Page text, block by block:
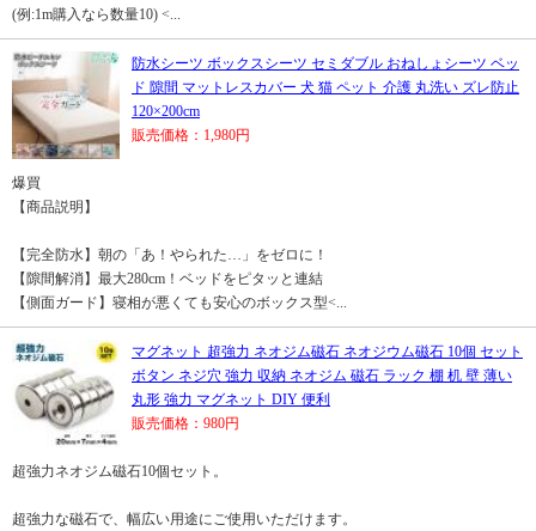
(例:1m購入なら数量10) <...
防水シーツ ボックスシーツ セミダブル おねしょシーツ ベッ
ド 隙間 マットレスカバー 犬 猫 ペット 介護 丸洗い ズレ防止
120×200cm
販売価格：1,980円
爆買
【商品説明】
【完全防水】朝の「あ！やられた…」をゼロに！
【隙間解消】最大280cm！ベッドをピタッと連結
【側面ガード】寝相が悪くても安心のボックス型<...
マグネット 超強力 ネオジム磁石 ネオジウム磁石 10個 セット
ボタン ネジ穴 強力 収納 ネオジム 磁石 ラック 棚 机 壁 薄い
丸形 強力 マグネット DIY 便利
販売価格：980円
超強力ネオジム磁石10個セット。
超強力な磁石で、幅広い用途にご使用いただけます。